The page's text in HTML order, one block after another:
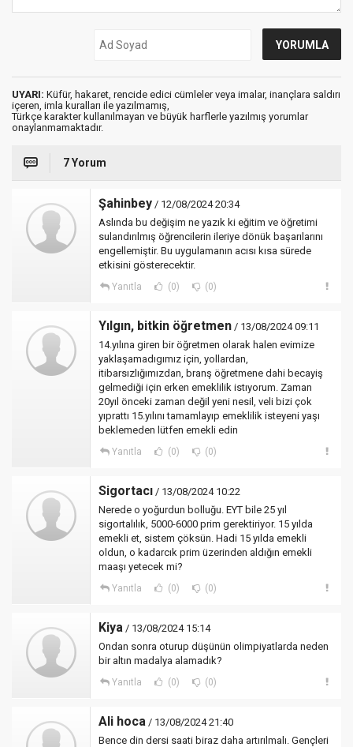
UYARI: Küfür, hakaret, rencide edici cümleler veya imalar, inançlara saldırı
içeren, imla kuralları ile yazılmamış,
Türkçe karakter kullanılmayan ve büyük harflerle yazılmış yorumlar
onaylanmamaktadır.
7 Yorum
Şahinbey / 12/08/2024 20:34
Aslında bu değişim ne yazık ki eğitim ve öğretimi
sulandırılmış öğrencilerin ileriye dönük başarılarını
engellemiştir. Bu uygulamanın acısı kısa sürede
etkisini gösterecektir.
Yanıtla (0) (0)
Yılgın, bitkin öğretmen / 13/08/2024 09:11
14.yılına giren bir öğretmen olarak halen evimize
yaklaşamadıgımız için, yollardan,
itibarsızlığımızdan, branş öğretmene dahi becayiş
gelmediği için erken emeklilik istıyorum. Zaman
20yıl önceki zaman değil yeni nesil, veli bizi çok
yıprattı 15.yılını tamamlayıp emeklilik isteyeni yaşı
beklemeden lütfen emekli edin
Yanıtla (0) (0)
Sigortacı / 13/08/2024 10:22
Nerede o yoğurdun bolluğu. EYT bile 25 yıl
sigortalılık, 5000-6000 prim gerektiriyor. 15 yılda
emekli et, sistem çöksün. Hadi 15 yılda emekli
oldun, o kadarcık prim üzerinden aldığın emekli
maaşı yetecek mi?
Yanıtla (0) (0)
Kiya / 13/08/2024 15:14
Ondan sonra oturup düşünün olimpiyatlarda neden
bir altın madalya alamadık?
Yanıtla (0) (0)
Ali hoca / 13/08/2024 21:40
Bence din dersi saati biraz daha artırılmalı. Gençleri